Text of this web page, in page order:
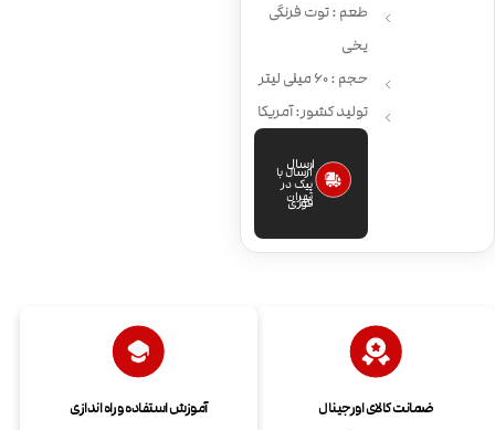
طعم : توت فرنگی
یخی
حجم : 60 میلی لیتر
تولید کشور: آمریکا
ارسال
فوری
ارسال با
پیک در
تهران
ضمانت کالای اورجینال آموزش استفاده و راه اندازی